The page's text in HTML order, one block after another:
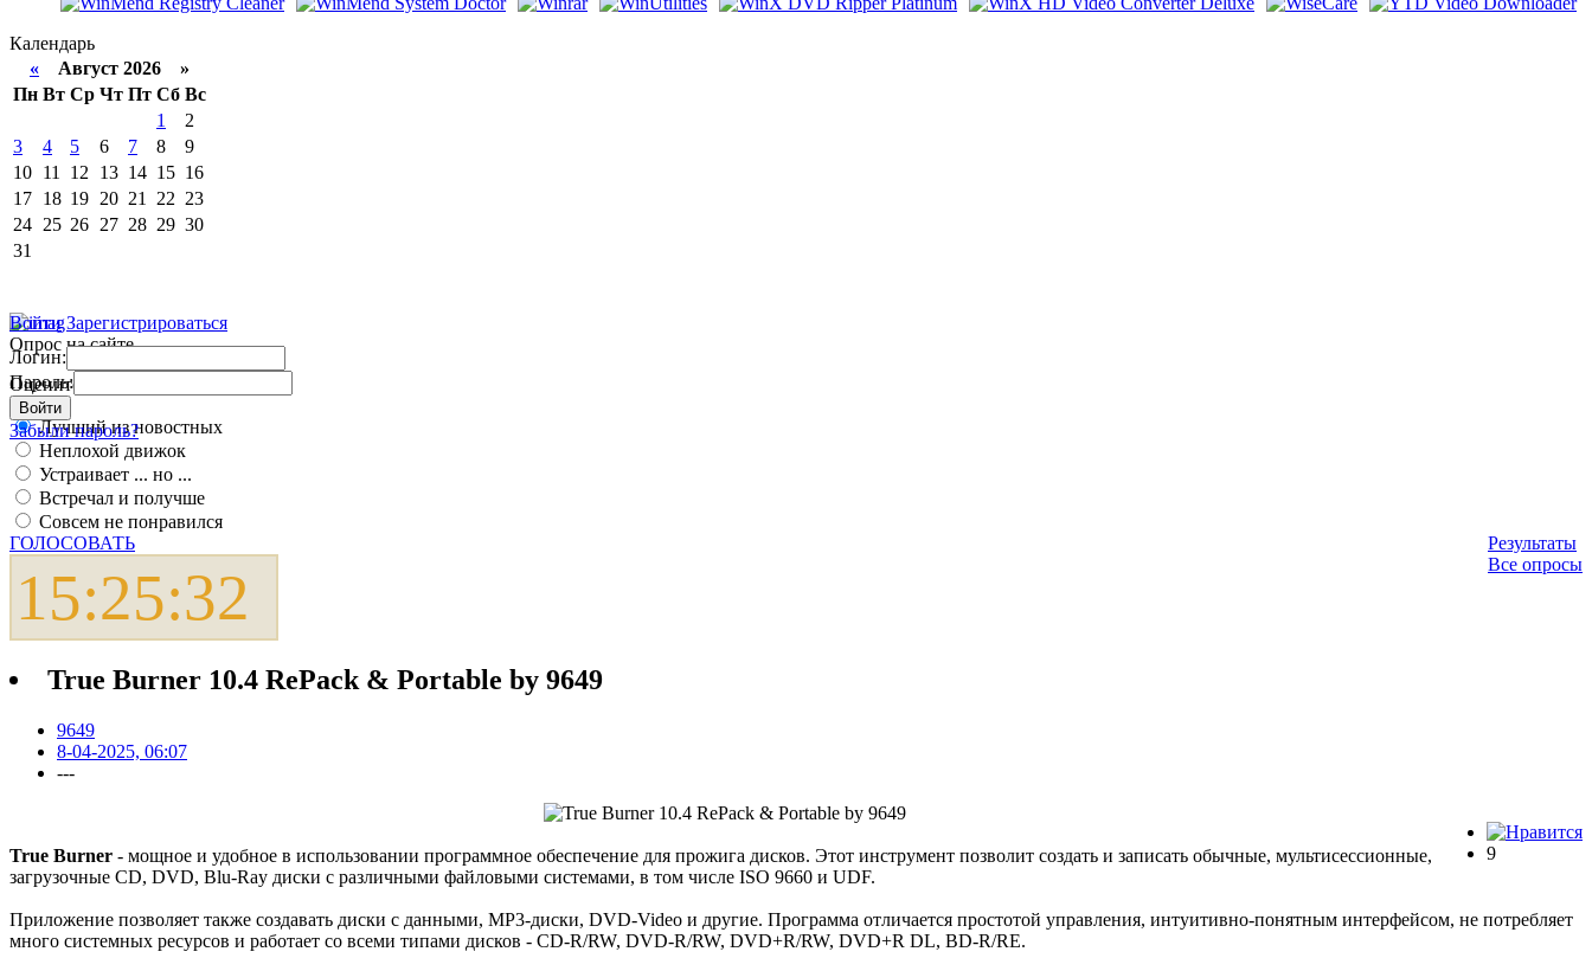
Календарь
« Август 2026 »
Пн Вт Ср Чт Пт Сб Вс
1
2
3
4 5 6 7 8
9
10 11 12 13 14 15 16
17 18 19 20 21 22 23
24 25 26 27 28 29 30
31
Войти Зарегистрироваться
Логин:
Пароль:
Войти
Забыли пароль?
Опрос на сайте
Оцените работу движка
Лучший из новостных
Неплохой движок
Устраивает ... но ...
Встречал и получше
Совсем не понравился
ГОЛОСОВАТЬ
Результаты
Все опросы
15:25:32
True Burner 10.4 RePack & Portable by 9649
9649
8-04-2025, 06:07
---
9
True Burner - мощное и удобное в использовании программное обеспечение для прожига дисков. Этот инструмент позволит создать и записать обычные, мультисессионные,
загрузочные CD, DVD, Blu-Ray диски с различными файловыми системами, в том числе ISO 9660 и UDF.
Приложение позволяет также создавать диски с данными, MP3-диски, DVD-Video и другие. Программа отличается простотой управления, интуитивно-понятным интерфейсом, не потребляет
много системных ресурсов и работает со всеми типами дисков - CD-R/RW, DVD-R/RW, DVD+R/RW, DVD+R DL, BD-R/RE.